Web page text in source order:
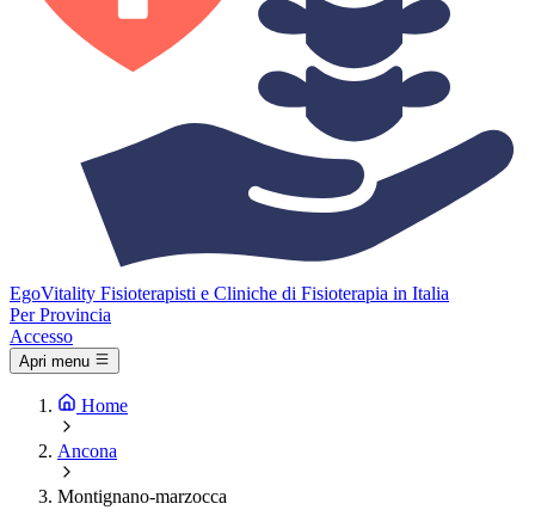
EgoVitality Fisioterapisti e Cliniche di Fisioterapia in Italia
Per Provincia
Accesso
Apri menu
Home
Ancona
Montignano-marzocca